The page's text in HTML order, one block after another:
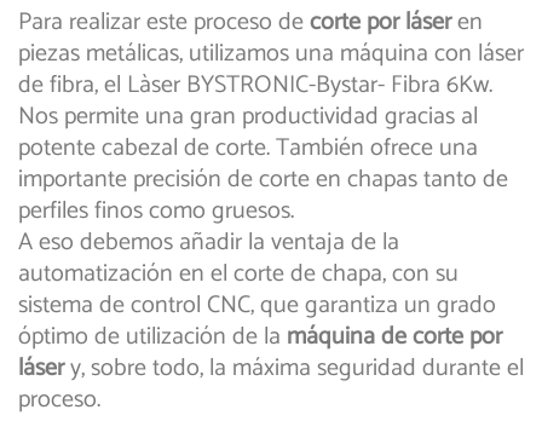
Para realizar este proceso decorte por láseren
piezas metálicas, utilizamos una máquina con láser
de fibra, el Làser BYSTRONIC-Bystar- Fibra 6Kw.
Nos permite una gran productividad gracias al
potente cabezal de corte. También ofrece una
importante precisión de corte en chapas tanto de
perfiles finos como gruesos.
A eso debemos añadir la ventaja de la
automatización en el corte de chapa, con su
sistema de control CNC, que garantiza un grado
óptimo de utilización de la máquina de corte por
lásery, sobre todo, la máxima seguridad durante el
proceso.